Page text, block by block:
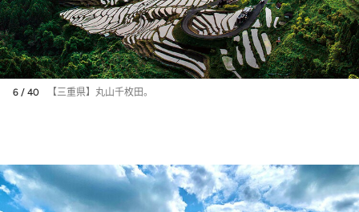
6 / 40 【三重県】丸山千枚田。